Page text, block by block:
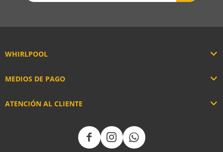
WHIRLPOOL
ATENCIÓN AL CLIENTE
MEDIOS DE PAGO
  